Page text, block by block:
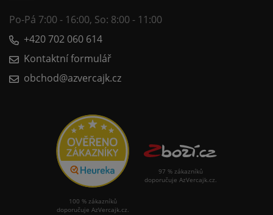
Po-Pá 7:00 - 16:00, So: 8:00 - 11:00
+420 702 060 614
Kontaktní formulář
obchod@azvercajk.cz
100 % zákazníků
doporučuje AzVercajk.cz.
97 % zákazníků
doporučuje AzVercajk.cz.